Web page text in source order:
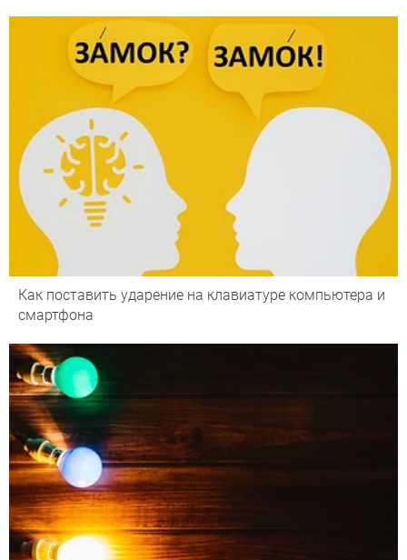
Как поставить ударение на клавиатуре компьютера и
смартфона